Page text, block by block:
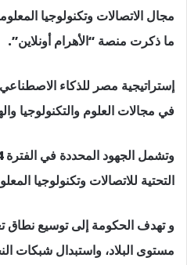
مجال الاتصالات وتكنولوجيا
ما ذكرت منصة “الأهرام أونلاين”.
إستراتيجية مصر للذكاء
في مجالات العلوم والتكنولوجيا
التحتية للاتصالات وتكنولوجيا
و تهدف الحكومة إلى توسيع نطاق
مستوى البلاد، واستبدال شبكات